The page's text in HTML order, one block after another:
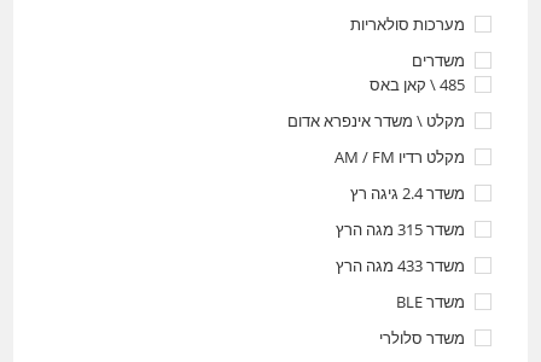
מערכות סולאריות
משדרים
485 \ קאן באס
מקלט \ משדר אינפרא אדום
מקלט רדיו AM / FM
משדר 2.4 גיגה רץ
משדר 315 מגה הרץ
משדר 433 מגה הרץ
משדר BLE
משדר סלולרי